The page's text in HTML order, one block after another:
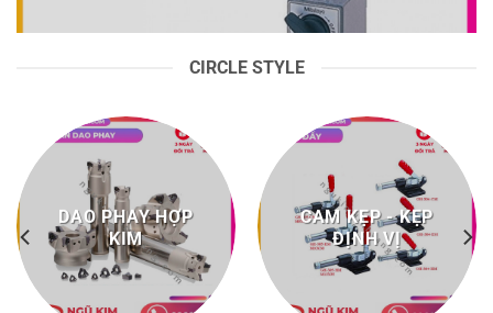
CIRCLE STYLE
DAO PHAY HỢP
KIM
CAM KẸP - KẸP
ĐỊNH VỊ